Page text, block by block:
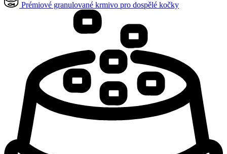
Prémiové granulované krmivo pro dospělé kočky